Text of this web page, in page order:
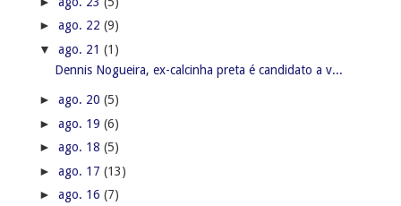
► ago. 22 (9)
▼ ago. 21 (1)
Dennis Nogueira, ex-calcinha preta é candidato a v...
► ago. 20 (5)
► ago. 19 (6)
► ago. 18 (5)
► ago. 17 (13)
► ago. 16 (7)